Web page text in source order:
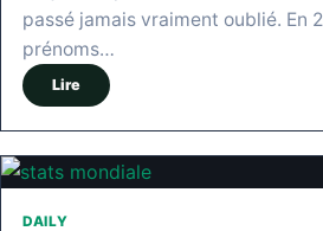
passé jamais vraiment oublié. En
prénoms…
Lire
DAILY